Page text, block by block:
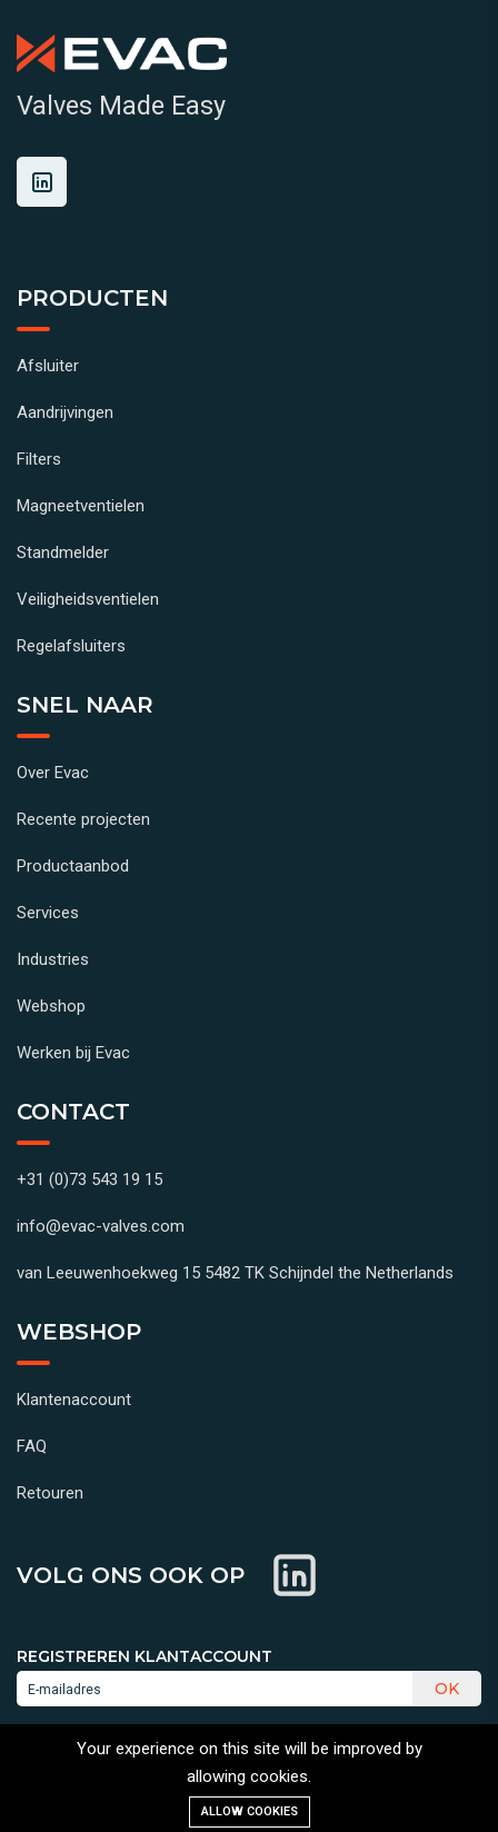
Valves Made Easy
PRODUCTEN
Afsluiter
Aandrijvingen
Filters
Magneetventielen
Standmelder
Veiligheidsventielen
Regelafsluiters
SNEL NAAR
Over Evac
Recente projecten
Productaanbod
Services
Industries
Webshop
Werken bij Evac
CONTACT
+31 (0)73 543 19 15
info@evac-valves.com
van Leeuwenhoekweg 15 5482 TK Schijndel the Netherlands
WEBSHOP
Klantenaccount
FAQ
Retouren
VOLG ONS OOK OP
REGISTREREN KLANTACCOUNT
OK
VEILIG BETALEN MET:
Your experience on this site will be improved by
allowing cookies.
ALLOW COOKIES